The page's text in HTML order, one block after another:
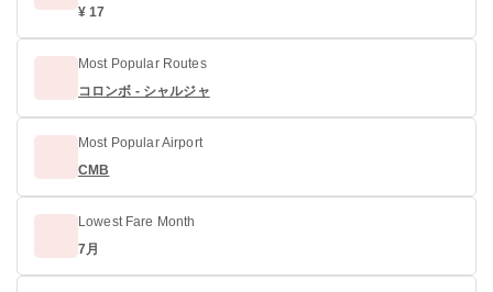
¥ 17
Most Popular Routes
コロンボ - シャルジャ
Most Popular Airport
CMB
Lowest Fare Month
7月